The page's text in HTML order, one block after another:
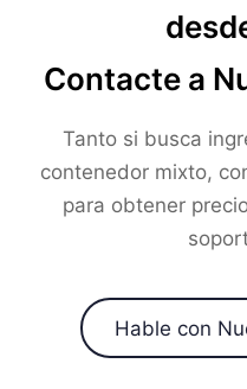
Contacte a
Tanto si busca
contenedor mixto,
para obtener
Hable con